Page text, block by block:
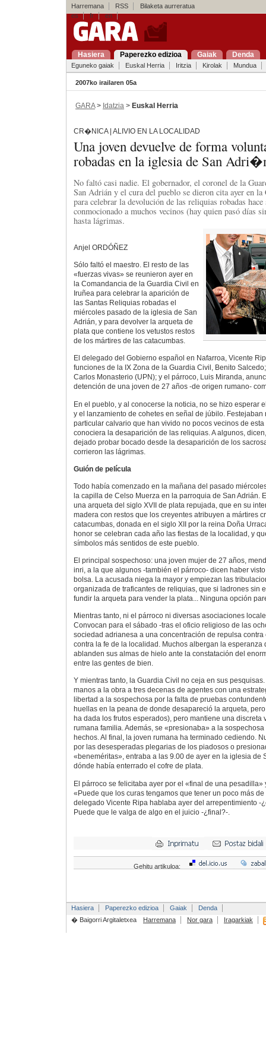
Harremana RSS
Bilaketa aurreratua
es
fr en
Hasiera Paperezko edizioa Gaiak Denda
Eguneko gaiak Euskal Herria Iritzia Kirolak Mundua
2007ko irailaren 05a
GARA> Idatzia > Euskal Herria
CR�NICA | ALIVIO EN LA LOCALIDAD
Una joven devuelve de forma
robadas en la iglesia de San
No faltó casi nadie. El gobernador, el coronel de la
San Adrián y el cura del pueblo se dieron cita ayer en la
para celebrar la devolución de las reliquias robadas
conmocionado a muchos vecinos (hay quien pasó días
hasta lágrimas.
Anjel ORDÓÑEZ
Sólo faltó el maestro. El resto de las
«fuerzas vivas» se reunieron ayer en
la Comandancia de la Guardia Civil en
Iruñea para celebrar la aparición de
las Santas Reliquias robadas el
miércoles pasado de la iglesia de San
Adrián, y para devolver la arqueta de
plata que contiene los vetustos restos
de los mártires de las catacumbas.
El delegado del Gobierno español en Nafarroa, Vicente
funciones de la IX Zona de la Guardia Civil, Benito
Carlos Monasterio (UPN); y el párroco, Luis Miranda,
detención de una joven de 27 años -de origen rumano-
En el pueblo, y al conocerse la noticia, no se hizo esperar
y el lanzamiento de cohetes en señal de júbilo.
particular calvario que han vivido no pocos vecinos de
conociera la desaparición de las reliquias. A algunos,
dejado probar bocado desde la desaparición de los
corrieron las lágrimas.
Guión de película
Todo había comenzado en la mañana del pasado
la capilla de Celso Muerza en la parroquia de San Adrián.
una arqueta del siglo XVII de plata repujada, que en su
madera con restos que los creyentes atribuyen a mártires
catacumbas, donada en el siglo XII por la reina Doña
honor se celebran cada año las fiestas de la localidad, y
símbolos más sentidos de este pueblo.
El principal sospechoso: una joven mujer de 27 años,
inri, a la que algunos -también el párroco- dicen haber
bolsa. La acusada niega la mayor y empiezan las
organizada de traficantes de reliquias, que si ladrones sin
fundir la arqueta para vender la plata... Ninguna opción
Mientras tanto, ni el párroco ni diversas asociaciones
Convocan para el sábado -tras el oficio religioso de las
sociedad adrianesa a una concentración de repulsa
contra la fe de la localidad. Muchos albergan la esperanza
ablanden sus almas de hielo ante la constatación del
entre las gentes de bien.
Y mientras tanto, la Guardia Civil no ceja en sus
manos a la obra a tres decenas de agentes con una
libertad a la sospechosa por la falta de pruebas
huellas en la peana de donde desapareció la arqueta,
ha dada los frutos esperados), pero mantiene una discreta
rumana familia. Además, se «presionaba» a la
hechos. Al final, la joven rumana ha terminado cediendo.
por las desesperadas plegarias de los piadosos o
«beneméritas», entraba a las 9.00 de ayer en la iglesia de
dónde había enterrado el cofre de plata.
El párroco se felicitaba ayer por el «final de una pesadilla»
«Puede que los curas tengamos que tener un poco más
delegado Vicente Ripa hablaba ayer del arrepentimiento -
Puede que le valga de algo en el juicio -¿final?-.
Gehitu artikuloa:
Hasiera Paperezko edizioa Gaiak
Denda
� Baigorri Argitaletxea
Harremana Nor gara Iragarkiak